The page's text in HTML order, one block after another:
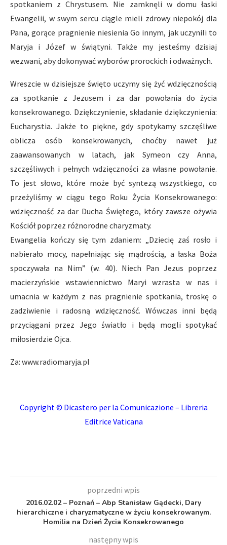
spotkaniem z Chrystusem. Nie zamknęli w domu łaski
Ewangelii, w swym sercu ciągle mieli zdrowy niepokój dla
Pana, gorące pragnienie niesienia Go innym, jak uczynili to
Maryja i Józef w świątyni. Także my jesteśmy dzisiaj
wezwani, aby dokonywać wyborów prorockich i odważnych.
Wreszcie w dzisiejsze święto uczymy się żyć wdzięcznością
za spotkanie z Jezusem i za dar powołania do życia
konsekrowanego. Dziękczynienie, składanie dziękczynienia:
Eucharystia. Jakże to piękne, gdy spotykamy szczęśliwe
oblicza osób konsekrowanych, choćby nawet już
zaawansowanych w latach, jak Symeon czy Anna,
szczęśliwych i pełnych wdzięczności za własne powołanie.
To jest słowo, które może być syntezą wszystkiego, co
przeżyliśmy w ciągu tego Roku Życia Konsekrowanego:
wdzięczność za dar Ducha Świętego, który zawsze ożywia
Kościół poprzez różnorodne charyzmaty.
Ewangelia kończy się tym zdaniem: „Dziecię zaś rosło i
nabierało mocy, napełniając się mądrością, a łaska Boża
spoczywała na Nim” (w. 40). Niech Pan Jezus poprzez
macierzyńskie wstawiennictwo Maryi wzrasta w nas i
umacnia w każdym z nas pragnienie spotkania, troskę o
zadziwienie i radosną wdzięczność. Wówczas inni będą
przyciągani przez Jego światło i będą mogli spotykać
miłosierdzie Ojca.
Za: www.radiomaryja.pl
Copyright © Dicastero per la Comunicazione – Libreria
Editrice Vaticana
poprzedni wpis
2016.02.02 – Poznań – Abp Stanisław Gądecki, Dary
hierarchiczne i charyzmatyczne w życiu konsekrowanym.
Homilia na Dzień Życia Konsekrowanego
następny wpis